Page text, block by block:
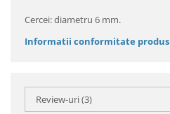
Cercei: diametru 6 mm.
Informatii conformitate produs
Review-uri(3)